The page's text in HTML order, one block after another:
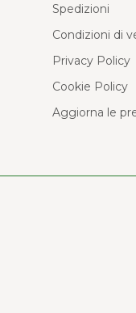
Spedizioni
Condizioni di
Privacy Policy
Cookie Policy
Aggiorna le